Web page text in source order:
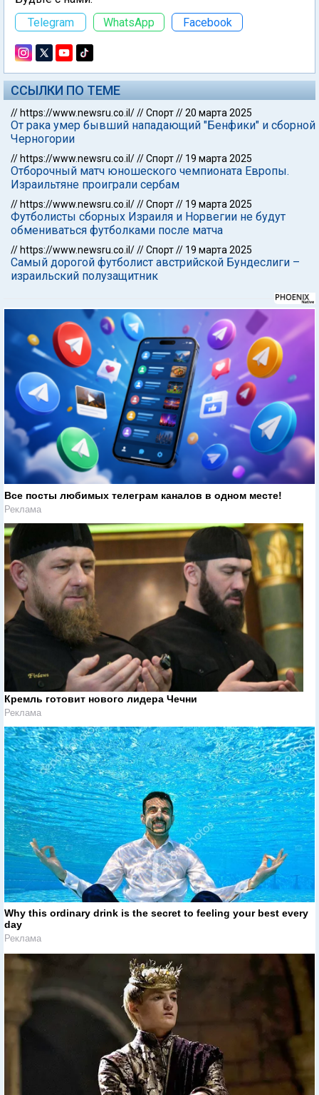
Telegram
WhatsApp Facebook
ССЫЛКИ ПО ТЕМЕ
// https://www.newsru.co.il///Спорт//20 марта 2025
От рака умер бывший нападающий "Бенфики" и сборной
Черногории
// https://www.newsru.co.il///Спорт// 19 марта 2025
Отборочный матч юношеского чемпионата Европы.
Израильтяне проиграли сербам
// https://www.newsru.co.il///Спорт// 19 марта 2025
Футболисты сборных Израиля и Норвегии не будут
обмениваться футболками после матча
// https://www.newsru.co.il///Спорт// 19 марта 2025
Самый дорогой футболист австрийской Бундеслиги –
израильский полузащитник
Все посты любимых телеграм каналов в одном месте!
Реклама
Кремль готовит нового лидера Чечни
Реклама
Why this ordinary drink is the secret to feeling your best every
day
Реклама